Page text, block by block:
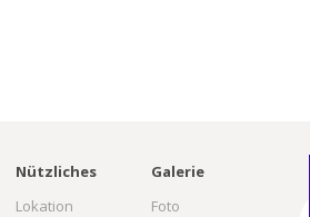
Nützliches
Lokation
Galerie
Foto